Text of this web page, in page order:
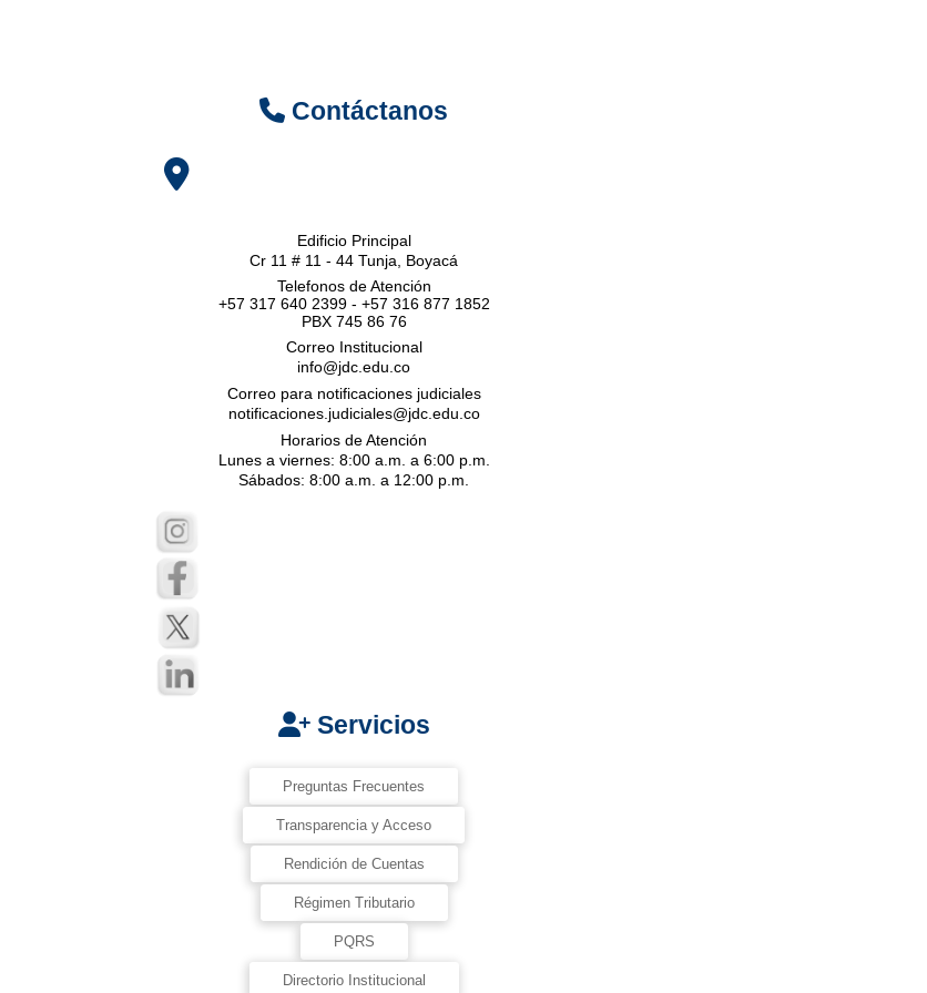
Contáctanos
Edificio Principal
Cr 11 # 11 - 44 Tunja, Boyacá
Telefonos de Atención
+57 317 640 2399 - +57 316 877 1852
PBX 745 86 76
Correo Institucional
info@jdc.edu.co
Correo para notificaciones judiciales
notificaciones.judiciales@jdc.edu.co
Horarios de Atención
Lunes a viernes: 8:00 a.m. a 6:00 p.m.
Sábados: 8:00 a.m. a 12:00 p.m.
Servicios
Preguntas Frecuentes
Transparencia y Acceso
Rendición de Cuentas
Régimen Tributario
PQRS
Directorio Institucional